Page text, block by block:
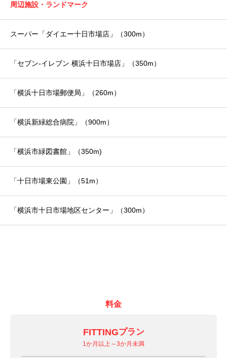
周辺施設・ランドマーク
スーパー「ダイエー十日市場店」（300m）
「セブン-イレブン 横浜十日市場店」（350m）
「横浜十日市場郵便局」（260m）
「横浜新緑総合病院」（900m）
「横浜市緑図書館」（350m)
「十日市場東公園」（51m）
「横浜市十日市場地区センター」（300m）
料金
FITTINGプラン
1か月以上～3か月未満